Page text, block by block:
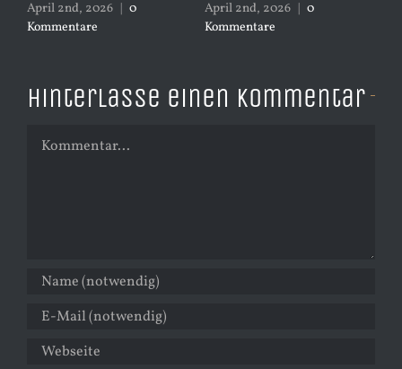
April 2nd, 2026 | 0
Kommentare
April 2nd, 2026 | 0
Kommentare
Hinterlasse einen Kommentar
Kommentar